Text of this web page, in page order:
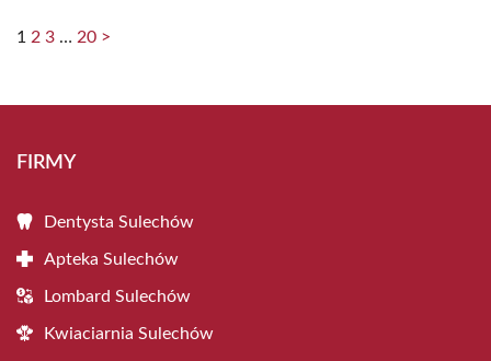
1 2 3 … 20 >
FIRMY
Dentysta Sulechów
Apteka Sulechów
Lombard Sulechów
Kwiaciarnia Sulechów